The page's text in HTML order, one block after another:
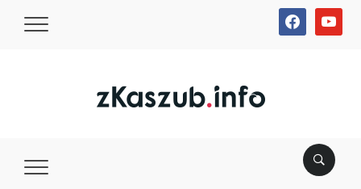
facebookyoutube